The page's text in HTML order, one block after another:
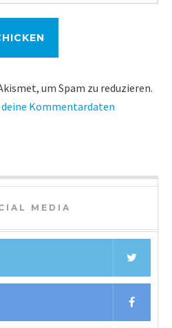
um Spam zu reduzieren.
Kommentardaten
MEDIA